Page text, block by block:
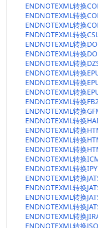
ENDNOTEXML转换
ENDNOTEXML转换
ENDNOTEXML转换
ENDNOTEXML转换
ENDNOTEXML转换
ENDNOTEXML转换
ENDNOTEXML转换
ENDNOTEXML转换
ENDNOTEXML转换
ENDNOTEXML转换
ENDNOTEXML转换
ENDNOTEXML转换
ENDNOTEXML转换
ENDNOTEXML转换
ENDNOTEXML转换
ENDNOTEXML转换
ENDNOTEXML转换
ENDNOTEXML转换
ENDNOTEXML转换
ENDNOTEXML转换
ENDNOTEXML转换
ENDNOTEXML转换
ENDNOTEXML转换
ENDNOTEXML转换